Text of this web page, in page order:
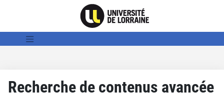
Recherche de contenus avancée